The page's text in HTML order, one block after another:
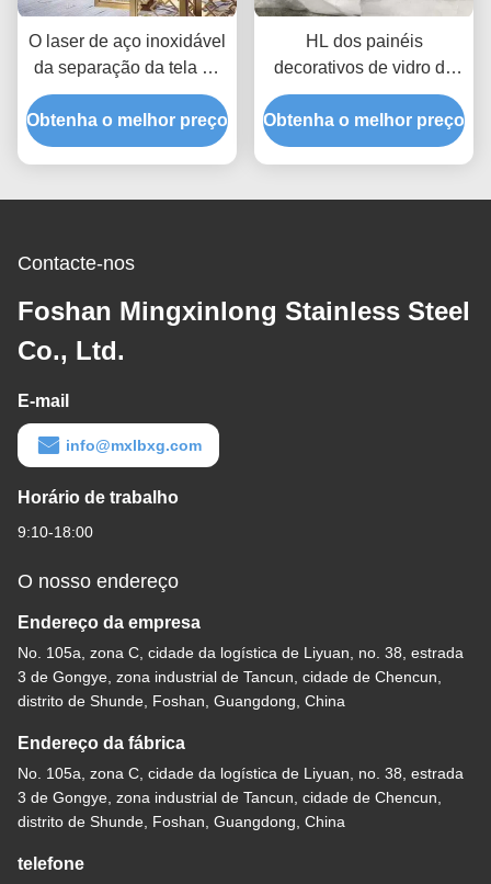
O laser de aço inoxidável
da separação da tela da
anti impressão digital
cortou o divisor de sala
AISI do metal do ouro JIS
Obtenha o melhor preço
HL dos painéis
decorativos de vidro de
aço inoxidável da chapa
metálica da separação
120*300cm da linha fina
Obtenha o melhor preço
Contacte-nos
Foshan Mingxinlong Stainless Steel
Co., Ltd.
E-mail
info@mxlbxg.com
Horário de trabalho
9:10-18:00
O nosso endereço
Endereço da empresa
No. 105a, zona C, cidade da logística de Liyuan, no. 38, estrada
3 de Gongye, zona industrial de Tancun, cidade de Chencun,
distrito de Shunde, Foshan, Guangdong, China
Endereço da fábrica
No. 105a, zona C, cidade da logística de Liyuan, no. 38, estrada
3 de Gongye, zona industrial de Tancun, cidade de Chencun,
distrito de Shunde, Foshan, Guangdong, China
telefone